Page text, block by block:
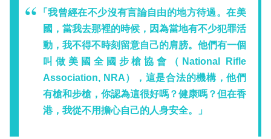
「我曾經在不少沒有言論自由的地方待過。在美
國，當我去那裡的時候，因為當地有不少犯罪活
動，我不得不時刻留意自己的肩膀。他們有一個
叫做美國全國步槍協會（National Rifle
Association, NRA），這是合法的機構，他們
有槍和步槍，你認為這很好嗎？健康嗎？但在香
港，我從不用擔心自己的人身安全。」